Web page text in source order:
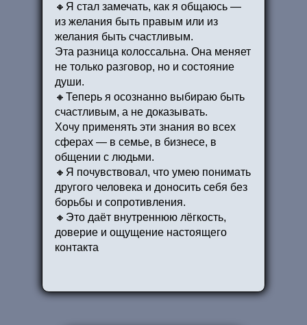
🔸Я стал замечать, как я общаюсь —
из желания быть правым или из
желания быть счастливым.
Эта разница колоссальна. Она меняет
не только разговор, но и состояние
души.
🔸Теперь я осознанно выбираю быть
счастливым, а не доказывать.
Хочу применять эти знания во всех
сферах — в семье, в бизнесе, в
общении с людьми.
🔸Я почувствовал, что умею понимать
другого человека и доносить себя без
борьбы и сопротивления.
🔸Это даёт внутреннюю лёгкость,
доверие и ощущение настоящего
контакта
60 000 ₽ без проживания — это
инвестиция в знания, контакты и
инструменты, которые принесут кратный
рост бизнеса.
90 000 ₽ с проживанием добавляет
комфорт и полное погружение, без забот о
логистике. Один хороший контакт или
решение окупит участие многократно.